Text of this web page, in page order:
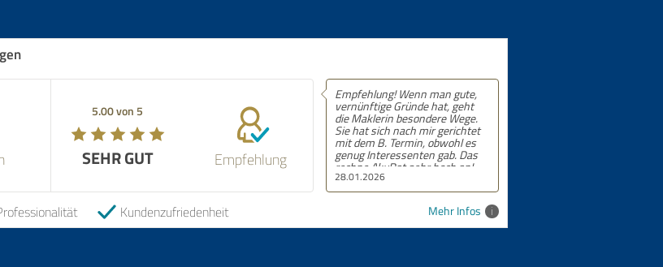
5.00 von 5
SEHR GUT Empfehlung
28.01.2026
Empfehlung! Wenn man gute,
vernünftige Gründe hat, geht
die Maklerin besondere Wege.
Sie hat sich nach mir gerichtet
mit dem B. Termin, obwohl es
genug Interessenten gab. Das
rechne AkuRat sehr hoch an!
Mehr Infos
Kundenzufriedenheit